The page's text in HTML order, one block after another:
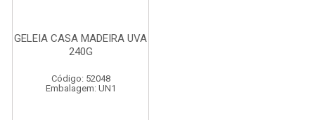
GELEIA CASA MADEIRA UVA
240G
Código: 52048
Embalagem: UN1